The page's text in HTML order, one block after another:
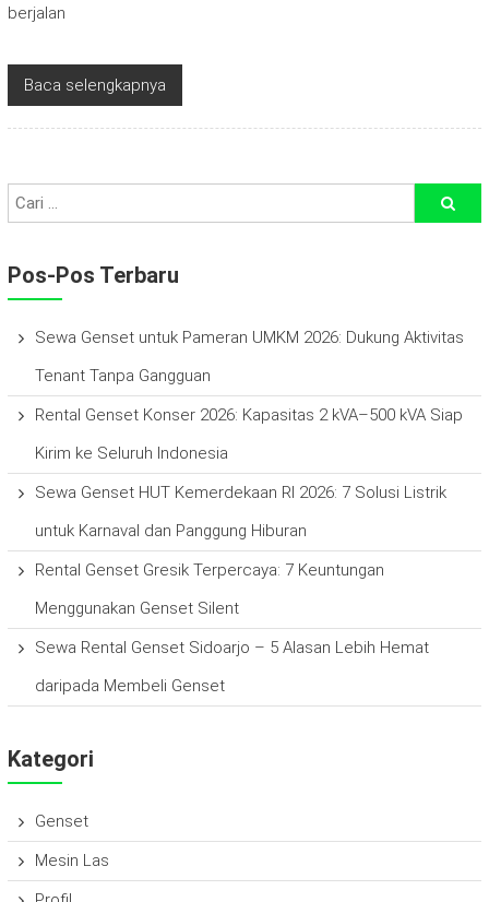
berjalan
Baca selengkapnya
Pos-Pos Terbaru
Sewa Genset untuk Pameran UMKM 2026: Dukung Aktivitas
Tenant Tanpa Gangguan
Rental Genset Konser 2026: Kapasitas 2 kVA–500 kVA Siap
Kirim ke Seluruh Indonesia
Sewa Genset HUT Kemerdekaan RI 2026: 7 Solusi Listrik
untuk Karnaval dan Panggung Hiburan
Rental Genset Gresik Terpercaya: 7 Keuntungan
Menggunakan Genset Silent
Sewa Rental Genset Sidoarjo – 5 Alasan Lebih Hemat
daripada Membeli Genset
Kategori
Genset
Mesin Las